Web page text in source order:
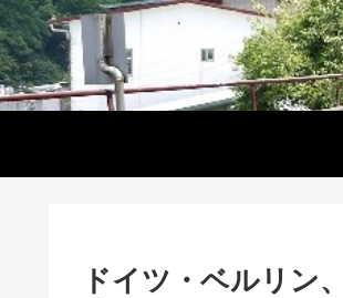
ドイツ・ベルリン